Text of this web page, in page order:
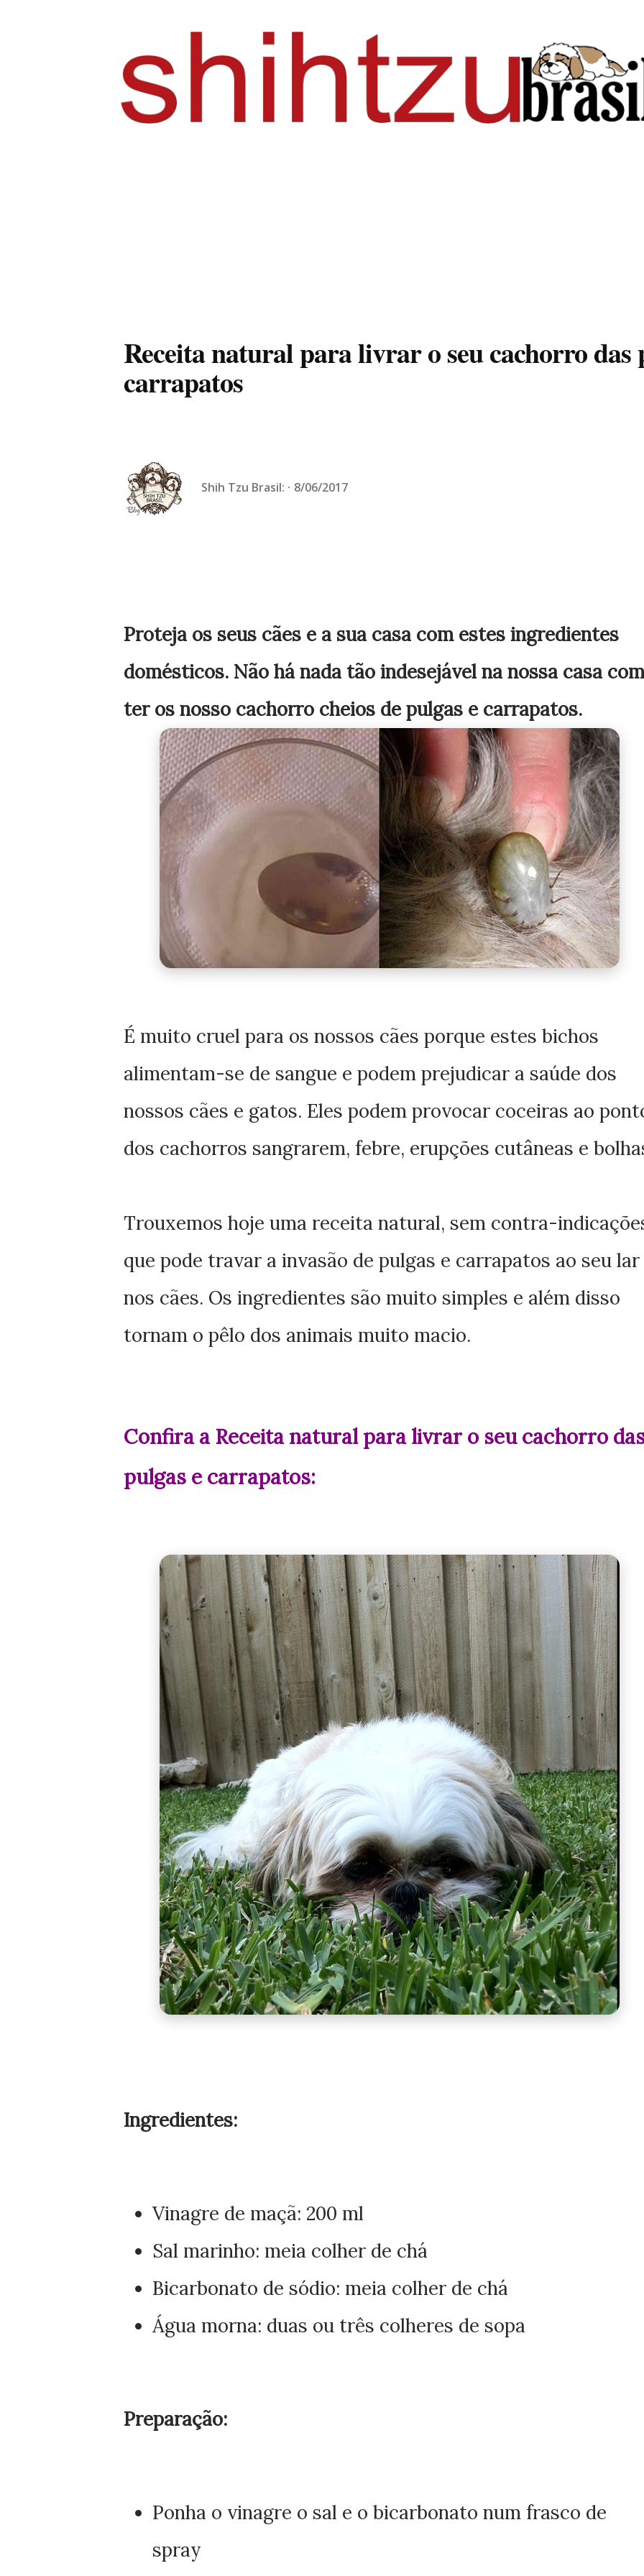
Receita natural para livrar o seu cachorro das
carrapatos
Shih Tzu Brasil: 8/06/2017
Proteja os seus cães e a sua casa com estes ingredientes
domésticos. Não há nada tão indesejável na nossa casa
ter os nosso cachorro cheios de pulgas e carrapatos.
É muito cruel para os nossos cães porque estes bichos
alimentam-se de sangue e podem prejudicar a saúde dos
nossos cães e gatos. Eles podem provocar coceiras ao
dos cachorros sangrarem, febre, erupções cutâneas e
Trouxemos hoje uma receita natural, sem contra-
que pode travar a invasão de pulgas e carrapatos ao seu lar
nos cães. Os ingredientes são muito simples e além disso
tornam o pêlo dos animais muito macio.
Confira a Receita natural para livrar o seu cachorro
pulgas e carrapatos:
Ingredientes:
Vinagre de maçã: 200 ml
Sal marinho: meia colher de chá
Bicarbonato de sódio: meia colher de chá
Água morna: duas ou três colheres de sopa
Preparação:
Ponha o vinagre o sal e o bicarbonato num frasco de
spray